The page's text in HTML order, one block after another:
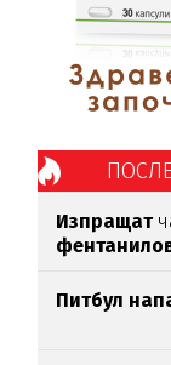
Изпращат
Питбул